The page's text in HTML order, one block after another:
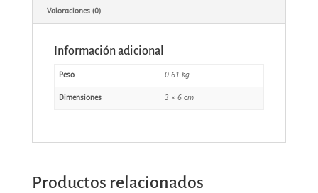
Valoraciones (0)
Información adicional
Peso 0.61 kg
Dimensiones 3 × 6 cm
Productos relacionados